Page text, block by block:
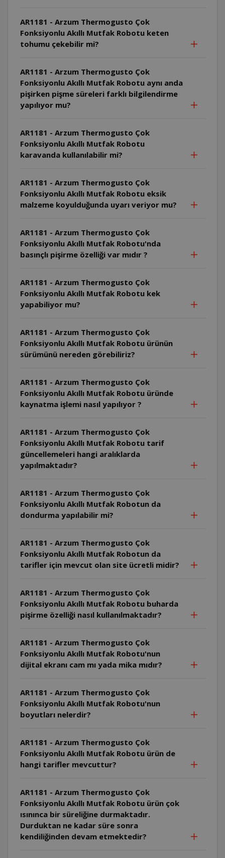
AR1181 - Arzum Thermogusto Çok
Fonksiyonlu Akıllı Mutfak Robotu keten
tohumu çekebilir mi?
AR1181 - Arzum Thermogusto Çok
Fonksiyonlu Akıllı Mutfak Robotu aynı anda
pişirken pişme süreleri farklı bilgilendirme
yapılıyor mu?
AR1181 - Arzum Thermogusto Çok
Fonksiyonlu Akıllı Mutfak Robotu
karavanda kullanılabilir mi?
AR1181 - Arzum Thermogusto Çok
Fonksiyonlu Akıllı Mutfak Robotu eksik
malzeme koyulduğunda uyarı veriyor mu?
AR1181 - Arzum Thermogusto Çok
Fonksiyonlu Akıllı Mutfak Robotu'nda
basınçlı pişirme özelliği var mıdır ?
AR1181 - Arzum Thermogusto Çok
Fonksiyonlu Akıllı Mutfak Robotu kek
yapabiliyor mu?
AR1181 - Arzum Thermogusto Çok
Fonksiyonlu Akıllı Mutfak Robotu ürünün
sürümünü nereden görebiliriz?
AR1181 - Arzum Thermogusto Çok
Fonksiyonlu Akıllı Mutfak Robotu üründe
kaynatma işlemi nasıl yapılıyor ?
AR1181 - Arzum Thermogusto Çok
Fonksiyonlu Akıllı Mutfak Robotu tarif
güncellemeleri hangi aralıklarda
yapılmaktadır?
AR1181 - Arzum Thermogusto Çok
Fonksiyonlu Akıllı Mutfak Robotun da
dondurma yapılabilir mi?
AR1181 - Arzum Thermogusto Çok
Fonksiyonlu Akıllı Mutfak Robotun da
tarifler için mevcut olan site ücretli midir?
AR1181 - Arzum Thermogusto Çok
Fonksiyonlu Akıllı Mutfak Robotu buharda
pişirme özelliği nasıl kullanılmaktadır?
AR1181 - Arzum Thermogusto Çok
Fonksiyonlu Akıllı Mutfak Robotu'nun
dijital ekranı cam mı yada mika mıdır?
AR1181 - Arzum Thermogusto Çok
Fonksiyonlu Akıllı Mutfak Robotu'nun
boyutları nelerdir?
AR1181 - Arzum Thermogusto Çok
Fonksiyonlu Akıllı Mutfak Robotu ürün de
hangi tarifler mevcuttur?
AR1181 - Arzum Thermogusto Çok
Fonksiyonlu Akıllı Mutfak Robotu ürün çok
ısınınca bir süreliğine durmaktadır.
Durduktan ne kadar süre sonra
kendiliğinden devam etmektedir?